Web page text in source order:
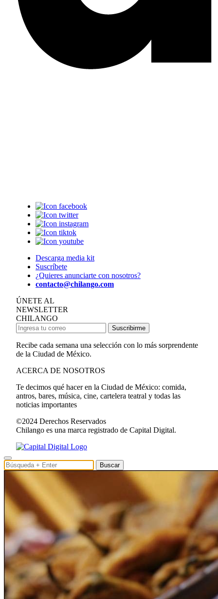
Descarga media kit
Suscríbete
¿Quieres anunciarte con nosotros?
contacto@chilango.com
ÚNETE AL
NEWSLETTER
CHILANGO
Suscribirme
Recibe cada semana una selección con lo más sorprendente
de la Ciudad de México.
ACERCA DE NOSOTROS
Te decimos qué hacer en la Ciudad de México: comida,
antros, bares, música, cine, cartelera teatral y todas las
noticias importantes
©2024 Derechos Reservados
Chilango es una marca registrado de Capital Digital.
Buscar